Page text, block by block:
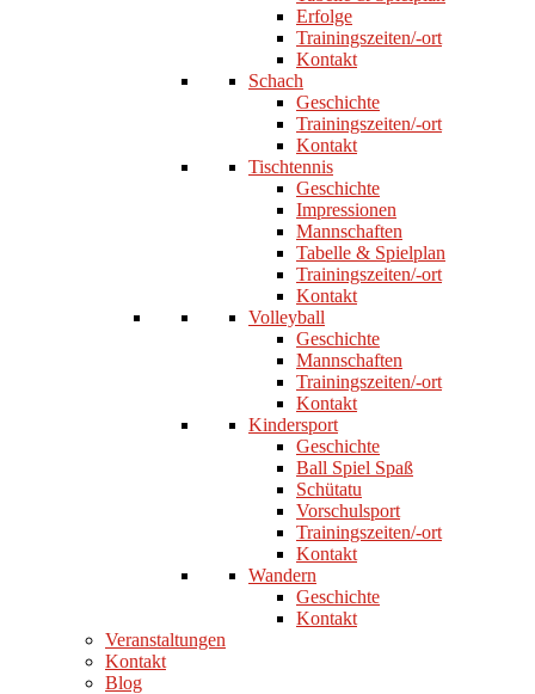
Erfolge
Trainingszeiten/-ort
Kontakt
Schach
Geschichte
Trainingszeiten/-ort
Kontakt
Tischtennis
Geschichte
Impressionen
Mannschaften
Tabelle & Spielplan
Trainingszeiten/-ort
Kontakt
Volleyball
Geschichte
Mannschaften
Trainingszeiten/-ort
Kontakt
Kindersport
Geschichte
Ball Spiel Spaß
Schütatu
Vorschulsport
Trainingszeiten/-ort
Kontakt
Wandern
Geschichte
Kontakt
Veranstaltungen
Kontakt
Blog